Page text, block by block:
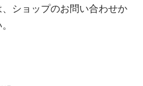
ショップのお問い合わせか